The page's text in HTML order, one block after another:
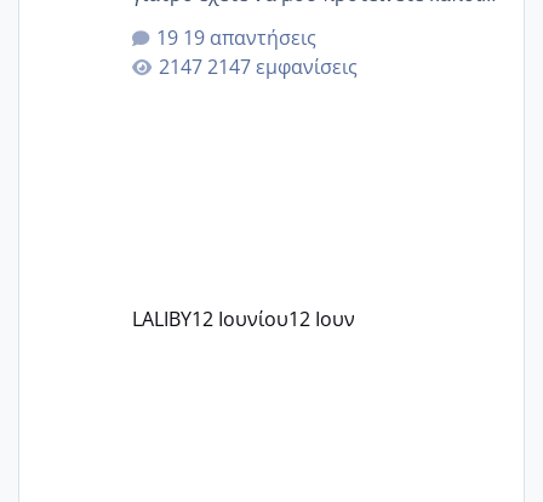
που μείνατε ευχαριστημένες και είχατε
επιιτυχία? έκανα στο υγεία με τον
ζερβομανωλάκη (δεν το εψαξε καθόλου
19 απαντήσεις
2147 εμφανίσεις
LALIBY12 Ιουνίου12 Ιουν